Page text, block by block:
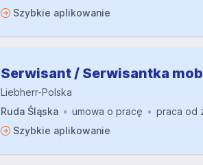
Szybkie aplikowanie
Serwisant / Serwisantka
Liebherr-Polska
Ruda Śląska
umowa o pracę
praca od
Szybkie aplikowanie